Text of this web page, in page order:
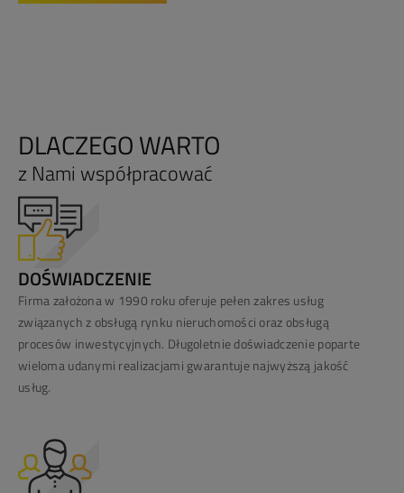
DLACZEGO WARTO
z Nami współpracować
DOŚWIADCZENIE
Firma założona w 1990 roku oferuje pełen zakres usług
związanych z obsługą rynku nieruchomości oraz obsługą
procesów inwestycyjnych. Długoletnie doświadczenie poparte
wieloma udanymi realizacjami gwarantuje najwyższą jakość
usług.